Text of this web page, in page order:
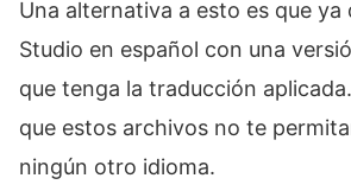
Una alternativa a esto es que ya
Studio en español con una
que tenga la traducción
que estos archivos no te
ningún otro idioma.